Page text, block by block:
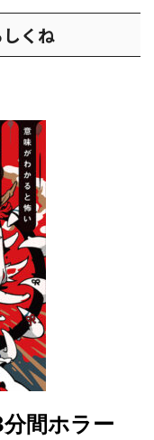
くね
分間ホラー